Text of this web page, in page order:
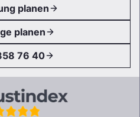
planen
planen
76 40